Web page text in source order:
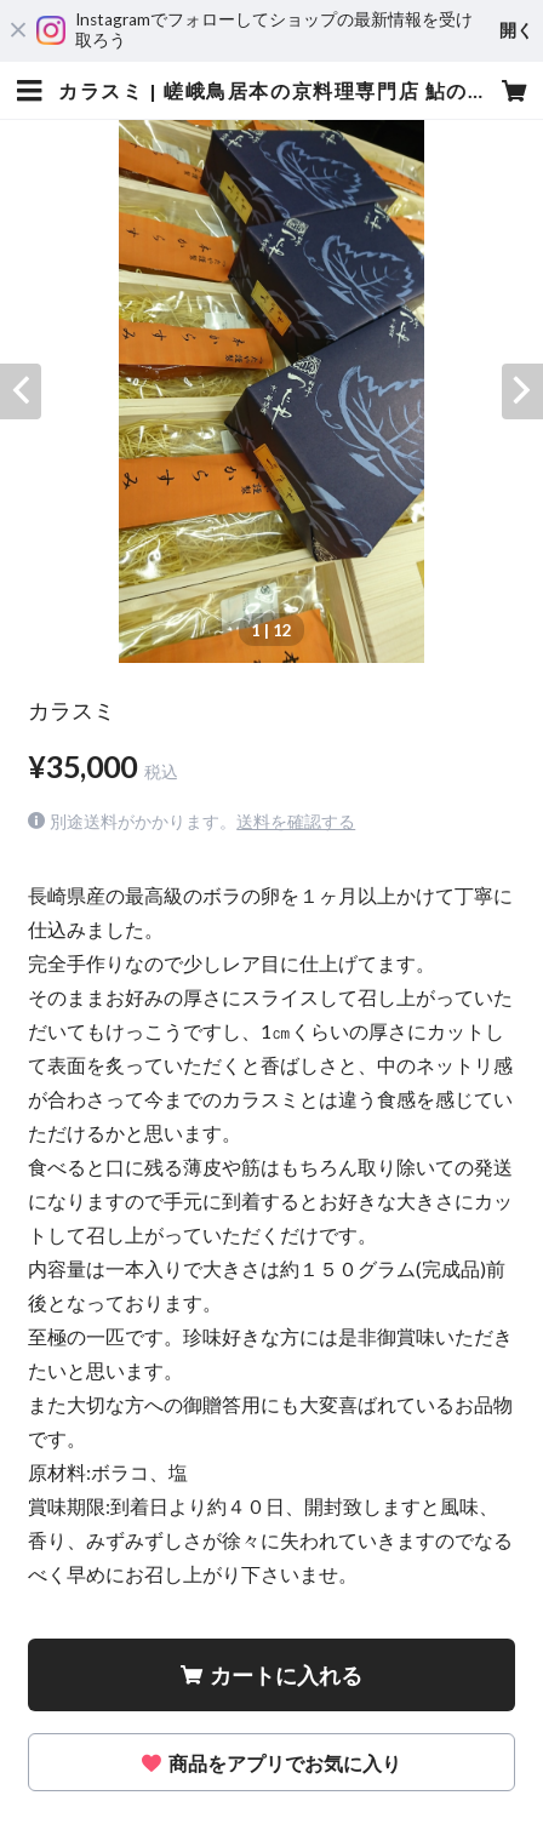
Instagramでフォローしてショップの最新情報を受け
取ろう
開く
カラスミ | 嵯峨鳥居本の京料理専門店 鮎の宿つたや
1| 12
カラスミ
¥35,000 税込
別途送料がかかります。 送料を確認する
長崎県産の最高級のボラの卵を１ヶ月以上かけて丁寧に
仕込みました。
完全手作りなので少しレア目に仕上げてます。
そのままお好みの厚さにスライスして召し上がっていた
だいてもけっこうですし、1㎝くらいの厚さにカットし
て表面を炙っていただくと香ばしさと、中のネットリ感
が合わさって今までのカラスミとは違う食感を感じてい
ただけるかと思います。
食べると口に残る薄皮や筋はもちろん取り除いての発送
になりますので手元に到着するとお好きな大きさにカッ
トして召し上がっていただくだけです。
内容量は一本入りで大きさは約１５０グラム(完成品)前
後となっております。
至極の一匹です。珍味好きな方には是非御賞味いただき
たいと思います。
また大切な方への御贈答用にも大変喜ばれているお品物
です。
原材料:ボラコ、塩
賞味期限:到着日より約４０日、開封致しますと風味、
香り、みずみずしさが徐々に失われていきますのでなる
べく早めにお召し上がり下さいませ。
カートに入れる
商品をアプリでお気に入り